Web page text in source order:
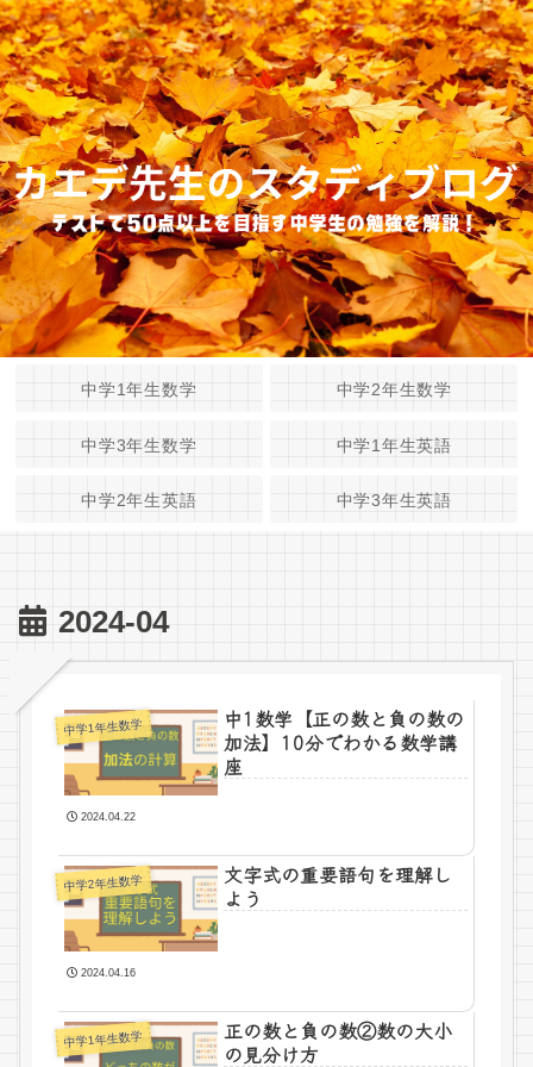
中学1年生数学 中学2年生数学
中学3年生数学 中学1年生英語
中学2年生英語 中学3年生英語
2024-04
中学1年生数学
中1数学【正の数と負の数の
加法】10分でわかる数学講
座
2024.04.22
中学2年生数学
文字式の重要語句を理解し
よう
2024.04.16
中学1年生数学
正の数と負の数②数の大小
の見分け方